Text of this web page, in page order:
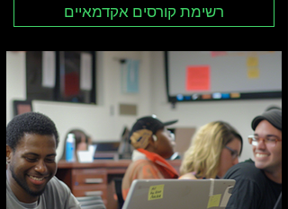
רשימת קורסים אקדמאיים